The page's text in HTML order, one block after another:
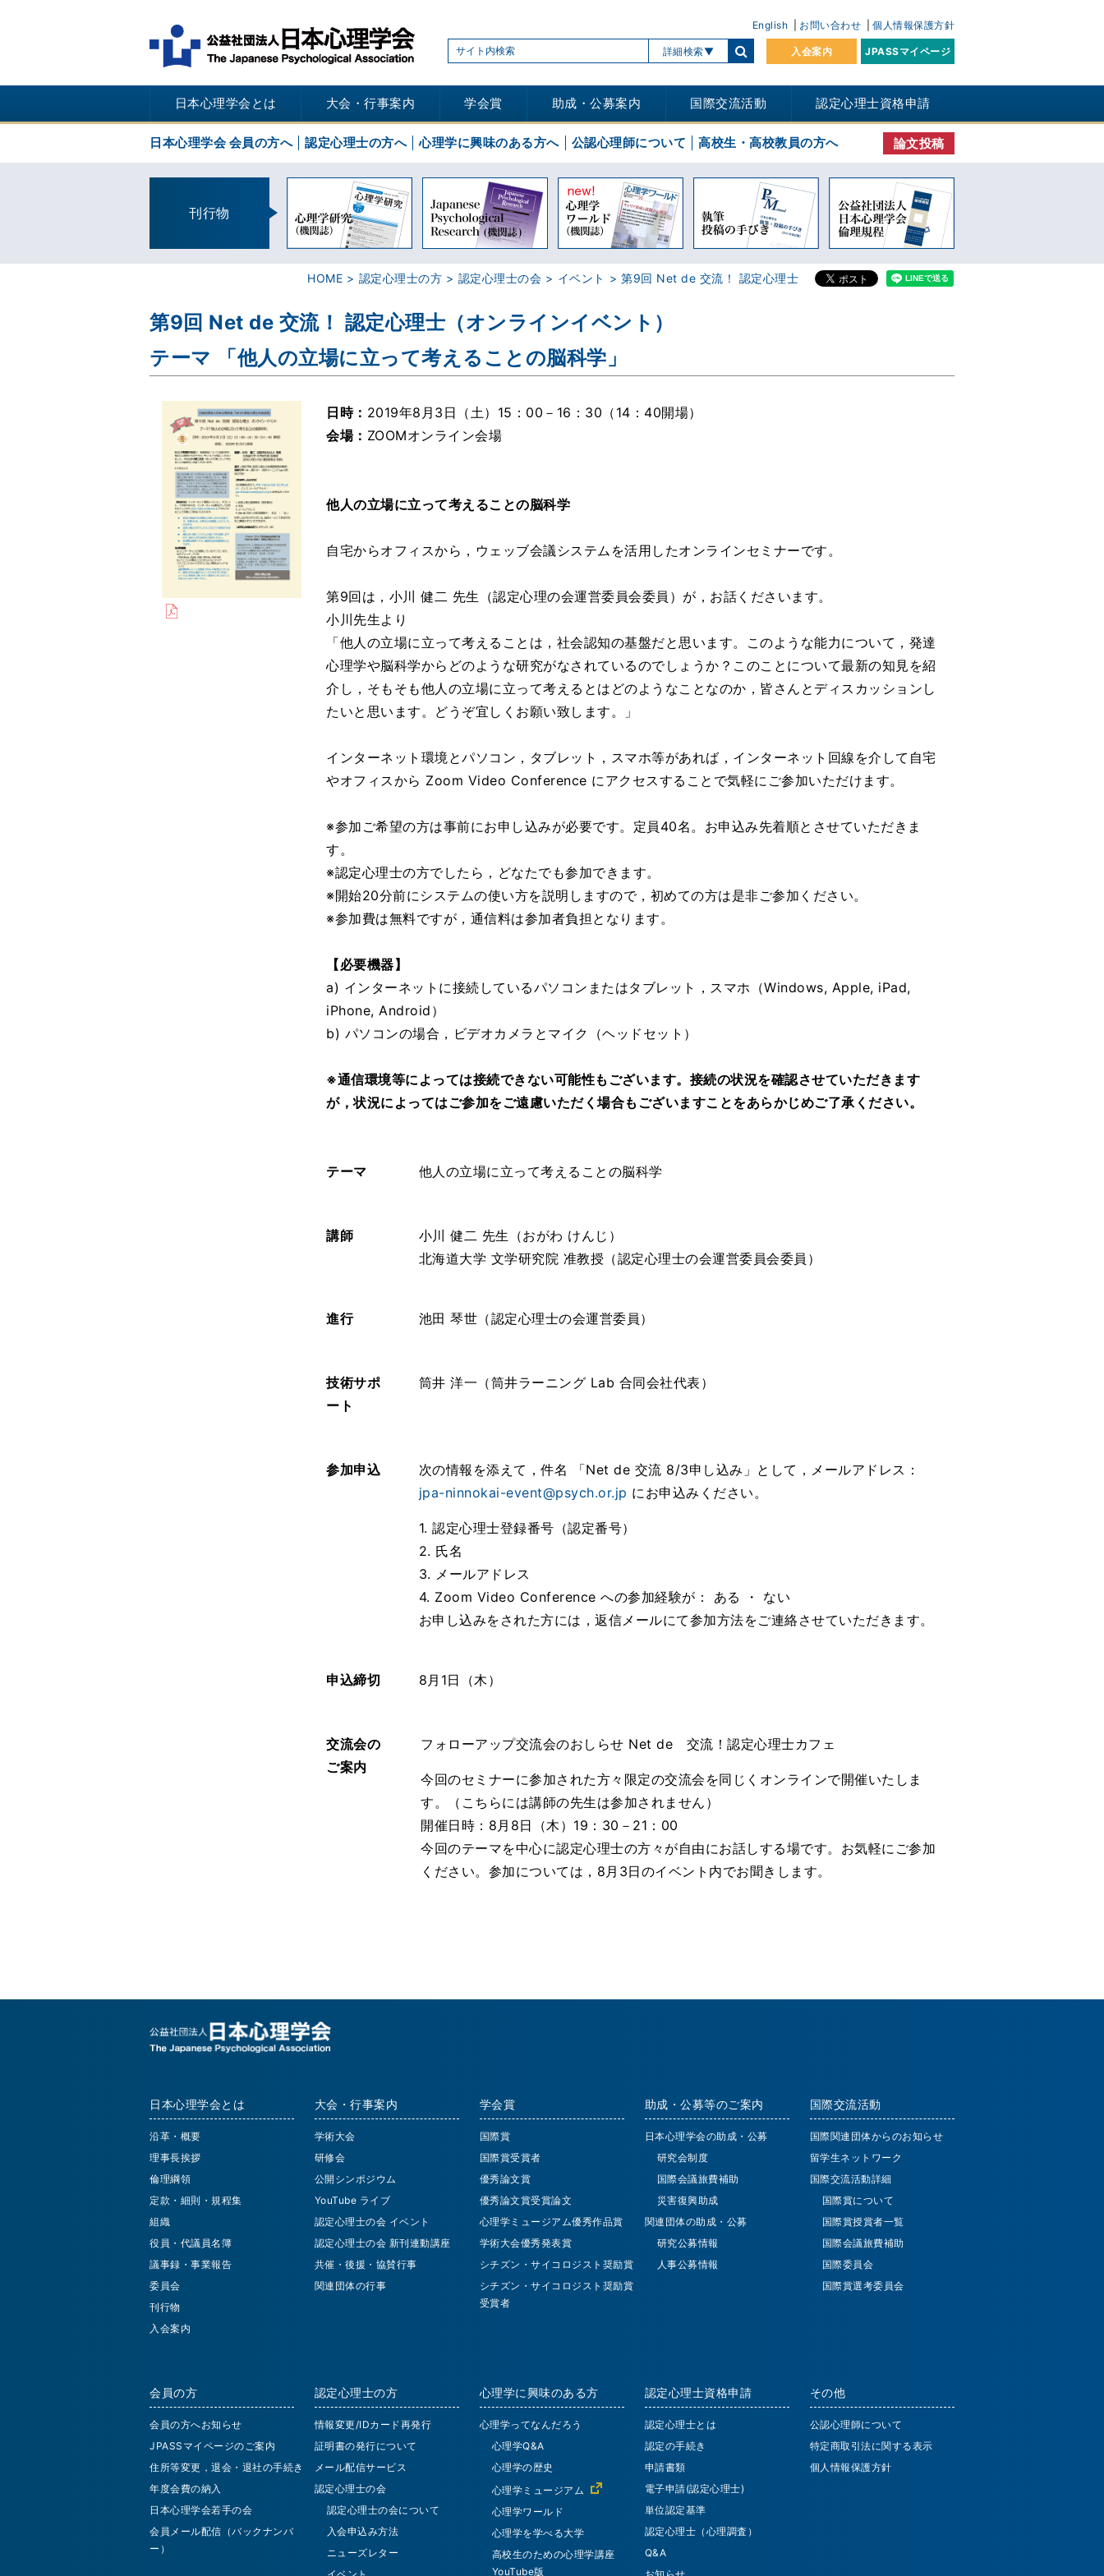
English お問い合わせ 個人情報保護方針
詳細検索 入会案内 JPASSマイページ
日本心理学会とは 大会・行事案内 学会賞 助成・公募案内 国際交流活動 認定心理士資格申請
日本心理学会 会員の方へ 認定心理士の方へ 心理学に興味のある方へ 公認心理師について 高校生・高校教員の方へ 論文投稿
刊行物
HOME 認定心理士の方 認定心理士の会 イベント 第9回 Net de 交流！ 認定心理士
第9回 Net de 交流！ 認定心理士（オンラインイベント）
テーマ 「他人の立場に立って考えることの脳科学」
日時： 2019年8月3日（土）15：00－16：30（14：40開場）
会場： ZOOMオンライン会場
他人の立場に立って考えることの脳科学
自宅からオフィスから，ウェッブ会議システムを活用したオンラインセミナーです。
第9回は，小川 健二 先生（認定心理の会運営委員会委員）が，お話くださいます。
小川先生より
「他人の立場に立って考えることは，社会認知の基盤だと思います。このような能力について，発達
心理学や脳科学からどのような研究がなされているのでしょうか？このことについて最新の知見を紹
介し，そもそも他人の立場に立って考えるとはどのようなことなのか，皆さんとディスカッションし
たいと思います。どうぞ宜しくお願い致します。」
インターネット環境とパソコン，タブレット，スマホ等があれば，インターネット回線を介して自宅
やオフィスから Zoom Video Conference にアクセスすることで気軽にご参加いただけます。
※参加ご希望の方は事前にお申し込みが必要です。定員40名。お申込み先着順とさせていただきま
す。
※認定心理士の方でしたら，どなたでも参加できます。
※開始20分前にシステムの使い方を説明しますので，初めての方は是非ご参加ください。
※参加費は無料ですが，通信料は参加者負担となります。
【必要機器】
a) インターネットに接続しているパソコンまたはタブレット，スマホ（Windows, Apple, iPad,
iPhone, Android）
b) パソコンの場合，ビデオカメラとマイク（ヘッドセット）
※通信環境等によっては接続できない可能性もございます。接続の状況を確認させていただきます
が，状況によってはご参加をご遠慮いただく場合もございますことをあらかじめご了承ください。
テーマ 他人の立場に立って考えることの脳科学
講師
小川 健二 先生（おがわ けんじ）
北海道大学 文学研究院 准教授（認定心理士の会運営委員会委員）
進行 池田 琴世（認定心理士の会運営委員）
技術サポ
ート
筒井 洋一（筒井ラーニング Lab 合同会社代表）
参加申込
次の情報を添えて，件名 「Net de 交流 8/3申し込み」として，メールアドレス：
jpa-ninnokai-event@psych.or.jp にお申込みください。
1. 認定心理士登録番号（認定番号）
2. 氏名
3. メールアドレス
4. Zoom Video Conference への参加経験が： ある ・ ない
お申し込みをされた方には，返信メールにて参加方法をご連絡させていただきます。
申込締切 8月1日（木）
交流会の
ご案内
フォローアップ交流会のおしらせ Net de 交流！認定心理士カフェ
今回のセミナーに参加された方々限定の交流会を同じくオンラインで開催いたしま
す。（こちらには講師の先生は参加されません）
開催日時：8月8日（木）19：30－21：00
今回のテーマを中心に認定心理士の方々が自由にお話しする場です。お気軽にご参加
ください。参加については，8月3日のイベント内でお聞きします。
日本心理学会とは
沿革・概要
理事長挨拶
倫理綱領
定款・細則・規程集
組織
役員・代議員名簿
議事録・事業報告
委員会
刊行物
入会案内
大会・行事案内
学術大会
研修会
公開シンポジウム
YouTube ライブ
認定心理士の会 イベント
認定心理士の会 新刊連動講座
共催・後援・協賛行事
関連団体の行事
学会賞
国際賞
国際賞受賞者
優秀論文賞
優秀論文賞受賞論文
心理学ミュージアム優秀作品賞
学術大会優秀発表賞
シチズン・サイコロジスト奨励賞
シチズン・サイコロジスト奨励賞
受賞者
助成・公募等のご案内
日本心理学会の助成・公募
研究会制度
国際会議旅費補助
災害復興助成
関連団体の助成・公募
研究公募情報
人事公募情報
国際交流活動
国際関連団体からのお知らせ
留学生ネットワーク
国際交流活動詳細
国際賞について
国際賞授賞者一覧
国際会議旅費補助
国際委員会
国際賞選考委員会
会員の方
会員の方へお知らせ
JPASSマイページのご案内
住所等変更，退会・退社の手続き
年度会費の納入
日本心理学会若手の会
会員メール配信（バックナンバ
ー）
認定心理士の方
情報変更/IDカード再発行
証明書の発行について
メール配信サービス
認定心理士の会
認定心理士の会について
入会申込み方法
ニューズレター
心理学に興味のある方
心理学ってなんだろう
心理学Q&A
心理学の歴史
心理学ミュージアム
心理学ワールド
心理学を学べる大学
高校生のための心理学講座
YouTube版
認定心理士資格申請
認定心理士とは
認定の手続き
申請書類
電子申請(認定心理士)
単位認定基準
認定心理士（心理調査）
Q&A
その他
公認心理師について
特定商取引法に関する表示
個人情報保護方針